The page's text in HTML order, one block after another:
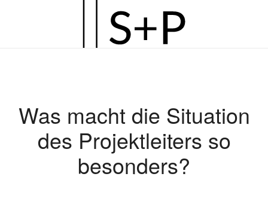
Hauptinhalt
Was macht die Situation
des Projektleiters so
besonders?